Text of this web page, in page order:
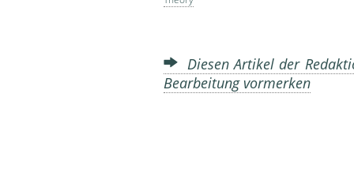
Diesen Artikel der
Bearbeitung vormerken